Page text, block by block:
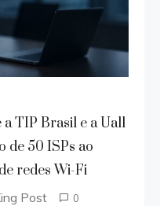
TIP Brasil e a Uall
de 50 ISPs ao
redes Wi-Fi
Post 0